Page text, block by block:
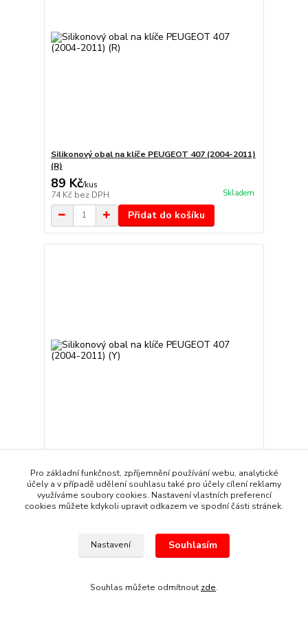
Silikonový obal na klíče PEUGEOT 407 (2004-2011)
(R)
89 Kč/kus
74 Kč bez DPH Skladem
Přidat do košíku
(Y)
89 Kč/kus
74 Kčbez DPH Skladem
Pro základní funkčnost, zpříjemnění používání webu, analytické
účely a v případě udělení souhlasu také pro účely cílení reklamy
využíváme soubory cookies. Nastavení vlastních preferencí
cookies můžete kdykoli upravit odkazem ve spodní části stránek.
Nastavení Souhlasím
Souhlas můžete odmítnout zde.